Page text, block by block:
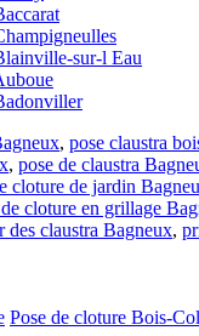
sur-l Eau
, pose claustra
, pose de claustra
cloture de jardin
cloture en grillage
des claustra Bagneux,
Pose de cloture Bois-